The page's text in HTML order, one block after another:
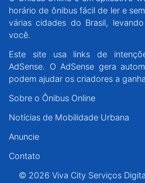
horário de ônibus fácil de ler e
várias cidades do Brasil,
você.
Este site usa links de
AdSense. O AdSense gera
podem ajudar os criadores a
Sobre o Ônibus Online
Notícias de Mobilidade Urbana
Anuncie
Contato
© 2026 Viva City Serviços